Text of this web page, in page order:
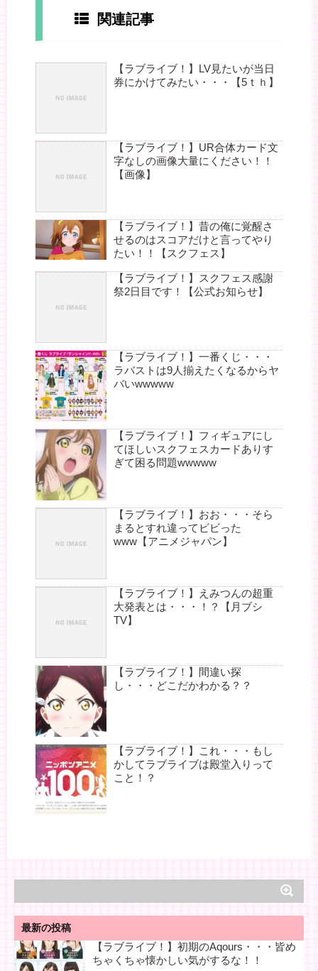
関連記事
【ラブライブ！】LV見たいが当日
券にかけてみたい・・・【5ｔｈ】
【ラブライブ！】UR合体カード文
字なしの画像大量にください！！
【画像】
【ラブライブ！】昔の俺に覚醒さ
せるのはスコアだけと言ってやり
たい！！【スクフェス】
【ラブライブ！】スクフェス感謝
祭2日目です！【公式お知らせ】
【ラブライブ！】一番くじ・・・
ラバストは9人揃えたくなるからヤ
バいwwwww
【ラブライブ！】フィギュアにし
てほしいスクフェスカードありす
ぎて困る問題wwwww
【ラブライブ！】おお・・・そら
まるとすれ違ってビビった
www【アニメジャパン】
【ラブライブ！】えみつんの超重
大発表とは・・・！？【月ブシ
TV】
【ラブライブ！】間違い探
し・・・どこだかわかる？？
【ラブライブ！】これ・・・もし
かしてラブライブは殿堂入りって
こと！？
最新の投稿
【ラブライブ！】初期のAqours・・・皆め
ちゃくちゃ懐かしい気がするな！！